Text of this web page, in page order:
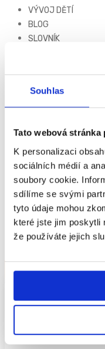
Souhlas
Tato webová stránka
K personalizaci
sociálních médií a
soubory cookie.
sdílíme se svými
tyto údaje mohou
které jste jim poskytli
že používáte jejich
VÝVOJ DĚTÍ
BLOG
SLOVNÍK
OBSAH
ŠTÍTKEM
ÚKOLY
Špatné